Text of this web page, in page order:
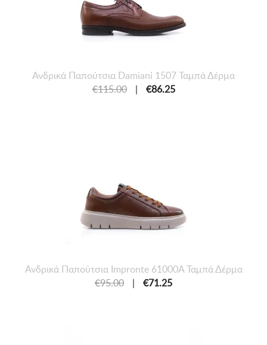
Ανδρικά Παπούτσια Damiani 1507 Ταμπά Δέρμα
€115.00
| €86.25
Ανδρικά Παπούτσια Impronte 61000A Ταμπά Δέρμα
€95.00
| €71.25